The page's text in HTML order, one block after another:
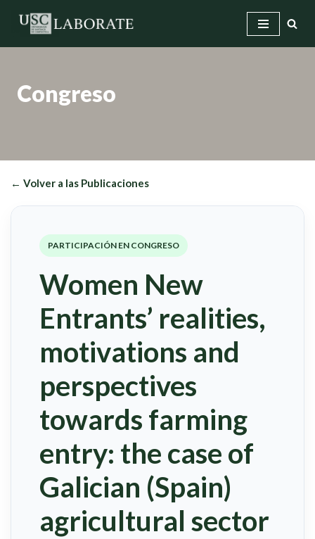
Saltar
Congreso
← Volver a las Publicaciones
PARTICIPACIÓN EN CONGRESO
Women New
Entrants’ realities,
motivations and
perspectives
towards farming
entry: the case of
Galician (Spain)
agricultural sector